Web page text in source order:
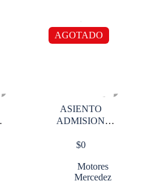
AGOTADO
ASIENTO
ADMISION
904/906/924
$0
Motores
Mercedez